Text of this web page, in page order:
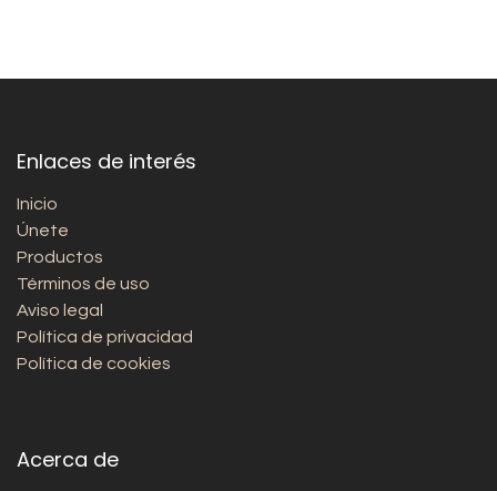
Enlaces de interés
Inicio
Únete
Productos
Términos de uso
Aviso legal
Política de privacidad
Política de cookies
Acerca de